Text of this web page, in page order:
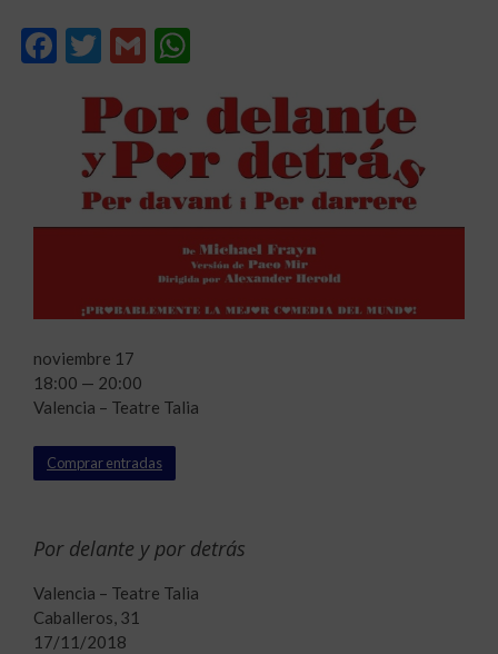
Facebook
Twitter
Gmail
Por delante y por detrás
Valencia – Teatre Talia
Caballeros, 31
17/11/2018
noviembre 17
18:00 — 20:00
Valencia – Teatre Talia
Comprar entradas